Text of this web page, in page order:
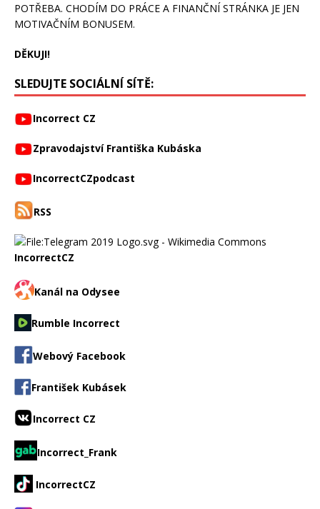
POTŘEBA. CHODÍM DO PRÁCE A FINANČNÍ STRÁNKA JE JEN
MOTIVAČNÍM BONUSEM.
DĚKUJI!
SLEDUJTE SOCIÁLNÍ SÍTĚ:
Incorrect CZ
Zpravodajství Františka Kubáska
IncorrectCZpodcast
RSS
IncorrectCZ
Kanál na Odysee
Rumble Incorrect
Webový Facebook
František Kubásek
Incorrect CZ
Incorrect_Frank
IncorrectCZ